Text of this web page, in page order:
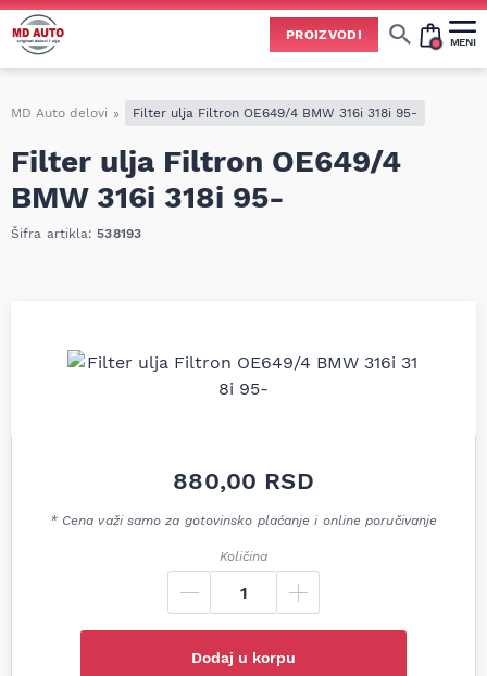
PROIZVODI MENI
MD Auto delovi » Filter ulja Filtron OE649/4 BMW 316i 318i 95-
Filter ulja Filtron OE649/4
BMW 316i 318i 95-
Šifra artikla:538193
880,00 RSD
* Cena važi samo za gotovinsko plaćanje i online poručivanje
Količina
Dodaj u korpu